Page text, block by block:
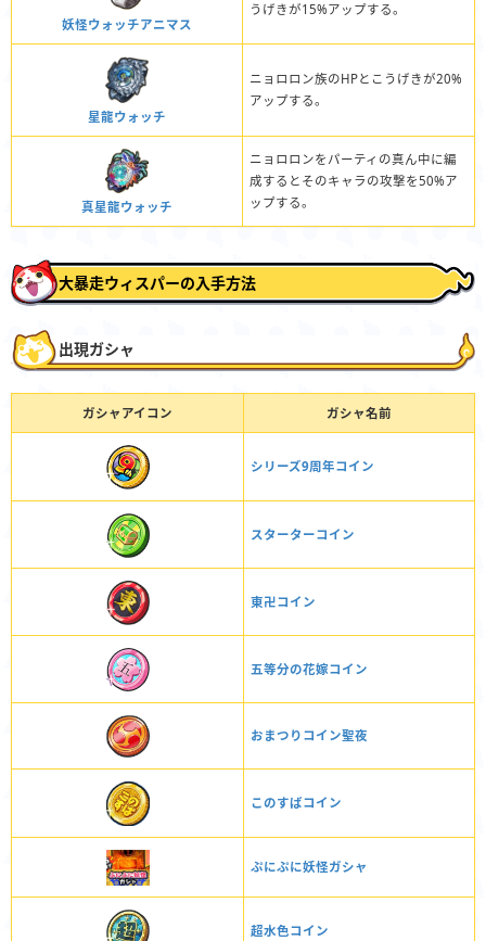
妖怪ウォッチアニマス
うげきが15%アップする。
星龍ウォッチ
ニョロロン族のHPとこうげきが20%
アップする。
真星龍ウォッチ
ニョロロンをパーティの真ん中に編
成するとそのキャラの攻撃を50%ア
ップする。
大暴走ウィスパーの入手方法
出現ガシャ
ガシャアイコン ガシャ名前
シリーズ9周年コイン
スターターコイン
東卍コイン
五等分の花嫁コイン
おまつりコイン聖夜
このすばコイン
ぷにぷに妖怪ガシャ
超水色コイン